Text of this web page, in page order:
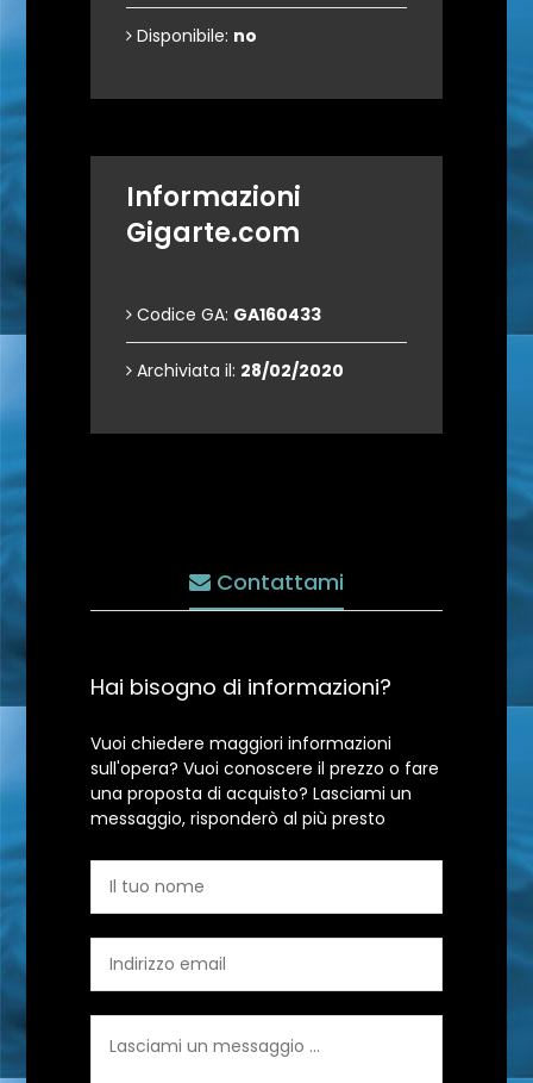
Disponibile: no
Informazioni
Gigarte.com
Codice GA: GA160433
Archiviata il: 28/02/2020
Contattami
Hai bisogno di informazioni?
Vuoi chiedere maggiori informazioni
sull'opera? Vuoi conoscere il prezzo o fare
una proposta di acquisto? Lasciami un
messaggio, risponderò al più presto